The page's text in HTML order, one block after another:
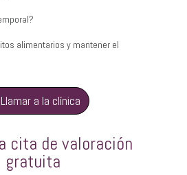
alimentarios y mantener el
Llamar a la clínica
cita de valoración
gratuita